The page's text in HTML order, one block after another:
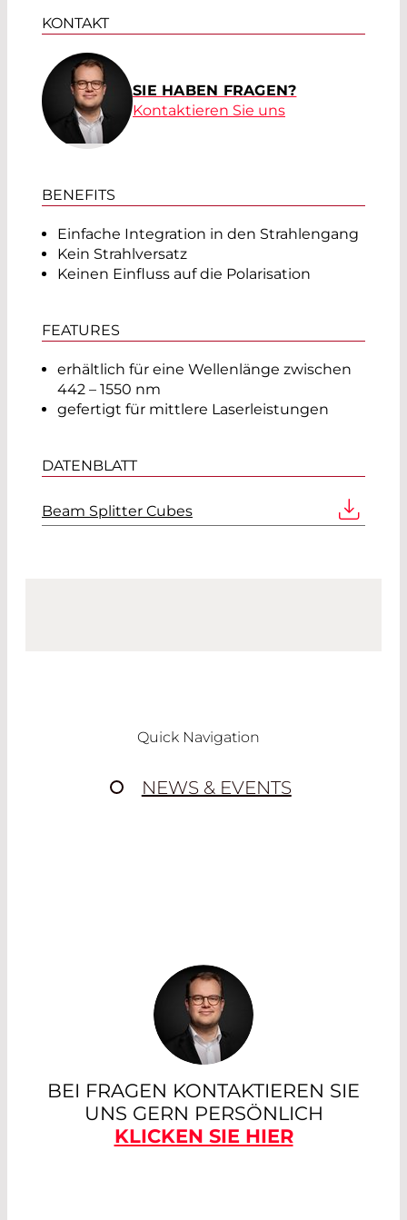
KONTAKT
SIE HABEN FRAGEN?
Kontaktieren Sie uns
BENEFITS
Einfache Integration in den Strahlengang
Kein Strahlversatz
Keinen Einfluss auf die Polarisation
FEATURES
erhältlich für eine Wellenlänge zwischen
442 – 1550 nm
gefertigt für mittlere Laserleistungen
DATENBLATT
Beam Splitter Cubes
Quick Navigation
NEWS & EVENTS
BEI FRAGEN KONTAKTIEREN SIE
UNS GERN PERSÖNLICH
KLICKEN SIE HIER